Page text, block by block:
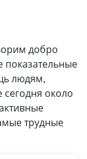
добро
показательные
людям,
сегодня около
трудные